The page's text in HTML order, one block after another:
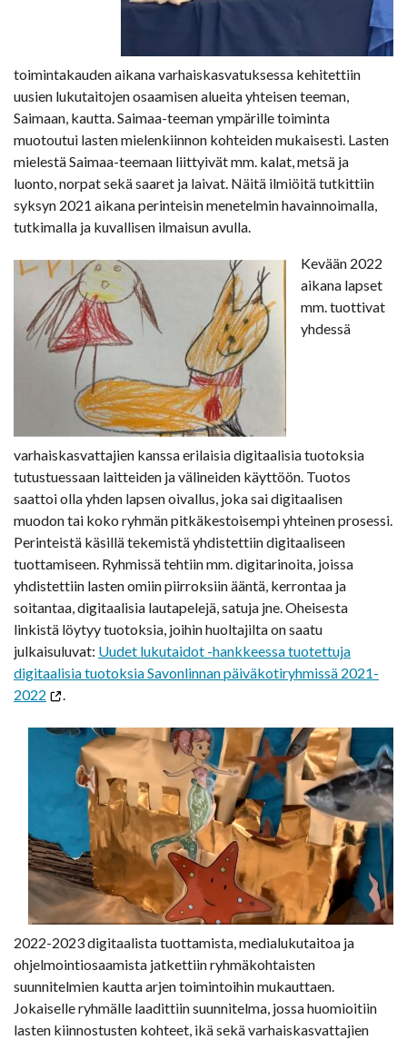
toimintakauden aikana varhaiskasvatuksessa kehitettiin
uusien lukutaitojen osaamisen alueita yhteisen teeman,
Saimaan, kautta. Saimaa-teeman ympärille toiminta
muotoutui lasten mielenkiinnon kohteiden mukaisesti. Lasten
mielestä Saimaa-teemaan liittyivät mm. kalat, metsä ja
luonto, norpat sekä saaret ja laivat. Näitä ilmiöitä tutkittiin
syksyn 2021 aikana perinteisin menetelmin havainnoimalla,
tutkimalla ja kuvallisen ilmaisun avulla.
Kevään 2022
aikana lapset
mm. tuottivat
yhdessä
varhaiskasvattajien kanssa erilaisia digitaalisia tuotoksia
tutustuessaan laitteiden ja välineiden käyttöön. Tuotos
saattoi olla yhden lapsen oivallus, joka sai digitaalisen
muodon tai koko ryhmän pitkäkestoisempi yhteinen prosessi.
Perinteistä käsillä tekemistä yhdistettiin digitaaliseen
tuottamiseen. Ryhmissä tehtiin mm. digitarinoita, joissa
yhdistettiin lasten omiin piirroksiin ääntä, kerrontaa ja
soitantaa, digitaalisia lautapelejä, satuja jne. Oheisesta
linkistä löytyy tuotoksia, joihin huoltajilta on saatu
julkaisuluvat: Uudet lukutaidot -hankkeessa tuotettuja
digitaalisia tuotoksia Savonlinnan päiväkotiryhmissä 2021-
2022
.
2022-2023 digitaalista tuottamista, medialukutaitoa ja
ohjelmointiosaamista jatkettiin ryhmäkohtaisten
suunnitelmien kautta arjen toimintoihin mukauttaen.
Jokaiselle ryhmälle laadittiin suunnitelma, jossa huomioitiin
lasten kiinnostusten kohteet, ikä sekä varhaiskasvattajien